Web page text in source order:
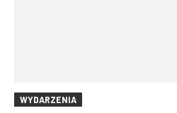
WYDARZENIA